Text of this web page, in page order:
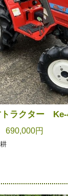
ラクター Ke-
円